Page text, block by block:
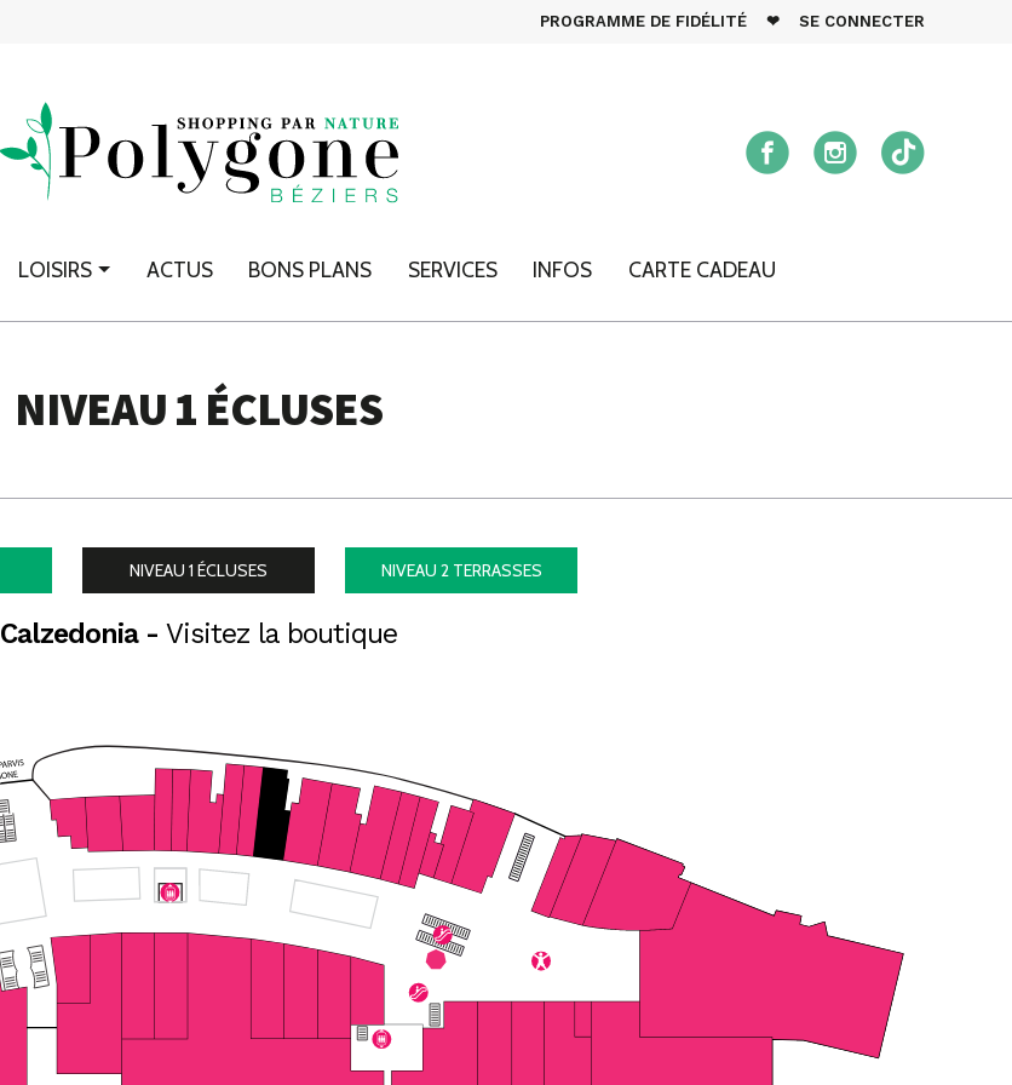
PROGRAMME DE FIDÉLITÉ ❤ SE CONNECTER
LOISIRS ACTUS BONS PLANS SERVICES INFOS CARTE CADEAU
NIVEAU 1 ÉCLUSES
NIVEAU 1 ÉCLUSES NIVEAU 2 TERRASSES
Calzedonia - Visitez la boutique